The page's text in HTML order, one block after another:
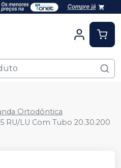
Ortodôntica
RU/LU Com Tubo 20.30.200